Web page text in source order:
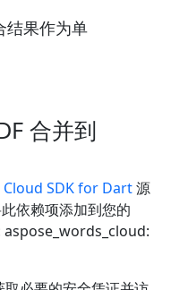
结果作为单
合并到
SDK for Dart源
依赖项添加到您的